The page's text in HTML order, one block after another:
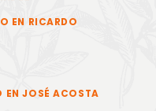
EN RICARDO
EN JOSÉ ACOSTA